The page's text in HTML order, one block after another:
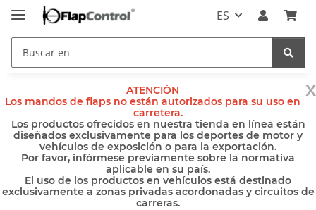
ES
x
ATENCIÓN
Los mandos de flaps no están autorizados para su uso en
carretera.
Los productos ofrecidos en nuestra tienda en línea están
diseñados exclusivamente para los deportes de motor y
vehículos de exposición o para la exportación.
Por favor, infórmese previamente sobre la normativa
aplicable en su país.
El uso de los productos en vehículos está destinado
exclusivamente a zonas privadas acordonadas y circuitos de
carreras.